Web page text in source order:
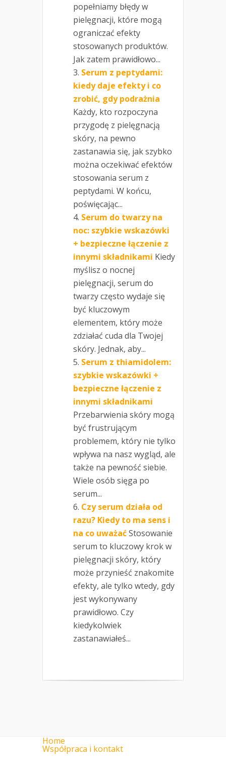
popełniamy błędy w
pielęgnacji, które mogą
ograniczać efekty
stosowanych produktów.
Jak zatem prawidłowo...
Serum z peptydami:
kiedy daje efekty i co
zrobić, gdy podrażnia
Każdy, kto rozpoczyna
przygodę z pielęgnacją
skóry, na pewno
zastanawia się, jak szybko
można oczekiwać efektów
stosowania serum z
peptydami. W końcu,
poświęcając...
Serum do twarzy na
noc: szybkie wskazówki
+ bezpieczne łączenie z
innymi składnikami Kiedy
myślisz o nocnej
pielęgnacji, serum do
twarzy często wydaje się
być kluczowym
elementem, który może
zdziałać cuda dla Twojej
skóry. Jednak, aby...
Serum z thiamidolem:
szybkie wskazówki +
bezpieczne łączenie z
innymi składnikami
Przebarwienia skóry mogą
być frustrującym
problemem, który nie tylko
wpływa na nasz wygląd, ale
także na pewność siebie.
Wiele osób sięga po
serum...
Czy serum działa od
razu? Kiedy to ma sens i
na co uważaćStosowanie
serum to kluczowy krok w
pielęgnacji skóry, który
może przynieść znakomite
efekty, ale tylko wtedy, gdy
jest wykonywany
prawidłowo. Czy
kiedykolwiek
zastanawiałeś...
Home
Współpraca i kontakt